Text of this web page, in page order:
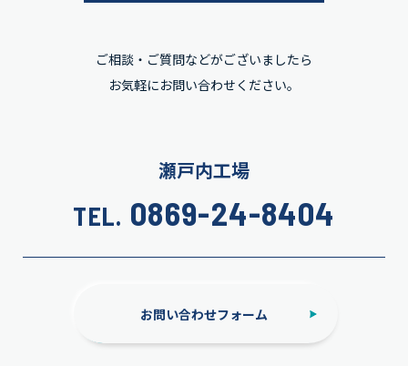
ご相談・ご質問などがございましたら
お気軽にお問い合わせください。
瀬戸内工場
TEL. 0869-24-8404
お問い合わせフォーム